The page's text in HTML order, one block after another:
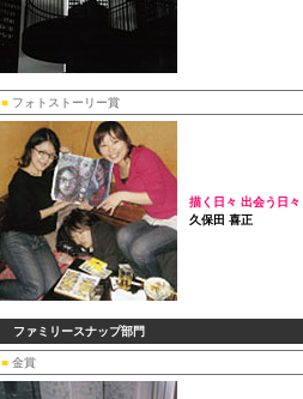
■ フォトストーリー賞
描く日々 出会う日々
久保田 喜正
ファミリースナップ部門
■ 金賞